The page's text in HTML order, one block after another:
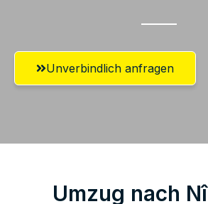
Unverbindlich anfragen
Umzug nach